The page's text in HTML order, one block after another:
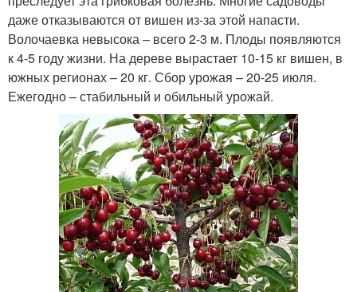
даже отказываются от вишен из-за этой напасти.
Волочаевка невысока – всего 2-3 м. Плоды появляются
к 4-5 году жизни. На дереве вырастает 10-15 кг вишен, в
южных регионах – 20 кг. Сбор урожая – 20-25 июля.
Ежегодно – стабильный и обильный урожай.